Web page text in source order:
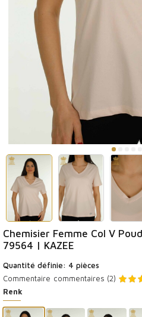
Chemisier Femme Col V
79564 | KAZEE
Quantité définie: 4 pièces
Commentaire commentaires (2)
Renk